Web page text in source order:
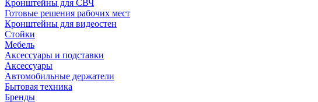
Кронштейны для СВЧ
Готовые решения рабочих мест
Кронштейны для видеостен
Стойки
Мебель
Аксессуары и подставки
Аксессуары
Автомобильные держатели
Бытовая техника
Бренды